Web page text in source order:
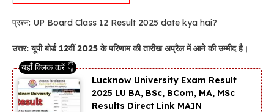
प्रश्न: UP Board Class 12 Result 2025 date kya hai?
उत्तर: यूपी बोर्ड 12वीं 2025 के परिणाम की तारीख अप्रैल में आने की उम्मीद है।
Lucknow University Exam Result
2025 LU BA, BSc, BCom, MA, MSc
Results Direct Link MAIN